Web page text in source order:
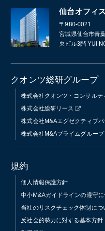
仙台オフィス
〒980-0021
宮城県仙台市青
央ビル3階 YUI
クオンツ総研グループ
株式会社クオンツ・コンサルテ
株式会社総研リース
株式会社M&Aエグゼクティブ
株式会社M&Aプライムグループ
規約
個人情報保護方針
中小M&Aガイドラインの遵守に
当社のリスクチェック体制につ
反社会的勢力に対する基本方針